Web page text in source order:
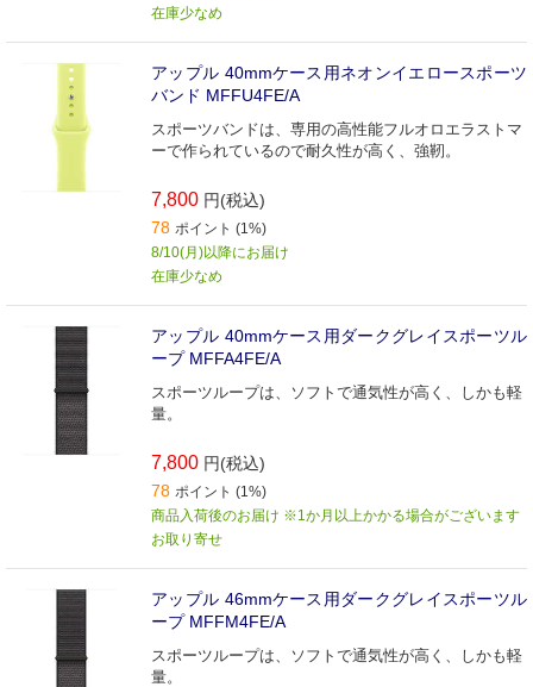
在庫少なめ
アップル 40mmケース用ネオンイエロースポーツ
バンド MFFU4FE/A
スポーツバンドは、専用の高性能フルオロエラストマ
ーで作られているので耐久性が高く、強靭。
7,800 円(税込)
78 ポイント (1%)
8/10(月)以降にお届け
在庫少なめ
アップル 40mmケース用ダークグレイスポーツル
ープ MFFA4FE/A
スポーツループは、ソフトで通気性が高く、しかも軽
量。
7,800 円(税込)
78 ポイント (1%)
商品入荷後のお届け ※1か月以上かかる場合がございます
お取り寄せ
アップル 46mmケース用ダークグレイスポーツル
ープ MFFM4FE/A
スポーツループは、ソフトで通気性が高く、しかも軽
量。